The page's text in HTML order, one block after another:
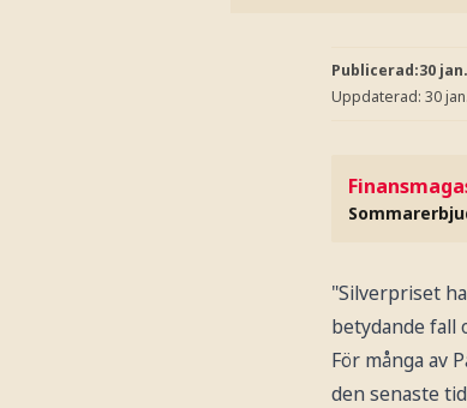
Publicerad:30
Uppdaterad: 30
"Silverpriset
betydande fall
För många av
den senaste